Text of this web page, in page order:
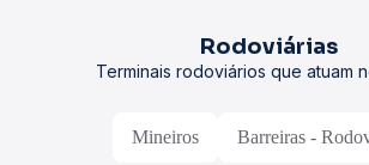
Rodoviárias
Terminais rodoviários que atuam
Mineiros Barreiras -